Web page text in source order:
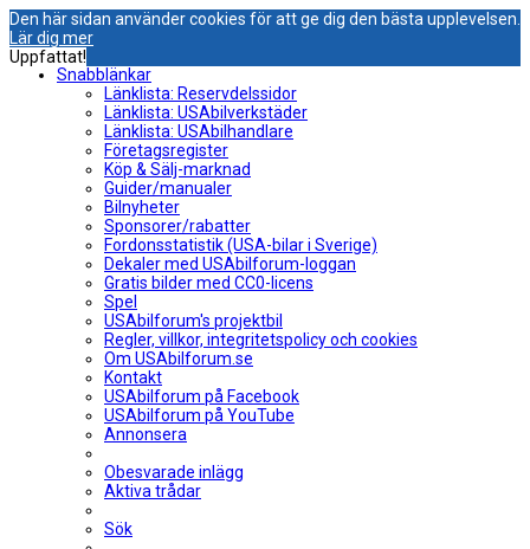
Den här sidan använder cookies för att ge dig den bästa upplevelsen.
Lär dig mer
Uppfattat!
Snabblänkar
Länklista: Reservdelssidor
Länklista: USAbilverkstäder
Länklista: USAbilhandlare
Företagsregister
Köp & Sälj-marknad
Guider/manualer
Bilnyheter
Sponsorer/rabatter
Fordonsstatistik (USA-bilar i Sverige)
Dekaler med USAbilforum-loggan
Gratis bilder med CC0-licens
Spel
USAbilforum's projektbil
Regler, villkor, integritetspolicy och cookies
Om USAbilforum.se
Kontakt
USAbilforum på Facebook
USAbilforum på YouTube
Annonsera
Obesvarade inlägg
Aktiva trådar
Sök